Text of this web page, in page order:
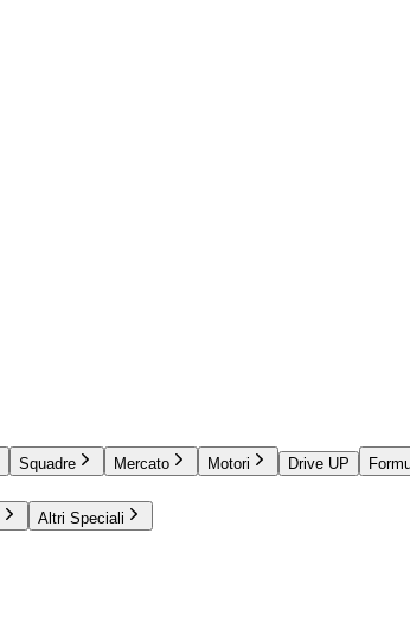
Squadre Mercato Motori Drive UP
Altri Speciali